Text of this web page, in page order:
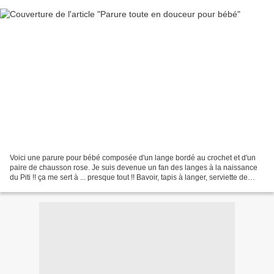
Voici une parure pour bébé composée d'un lange bordé au crochet et d'un
paire de chausson rose. Je suis devenue un fan des langes à la naissance
du Piti !! ça me sert à ... presque tout !! Bavoir, tapis à langer, serviette de